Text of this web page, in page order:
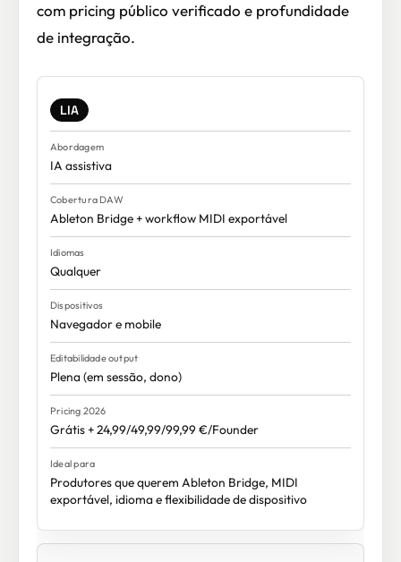
com pricing público verificado e profundidade
de integração.
LIA
IA assistiva
Ableton Bridge + workflow MIDI exportável
Qualquer
Navegador e mobile
Plena (em sessão, dono)
Grátis + 24,99/49,99/99,99 €/Founder
Produtores que querem Ableton Bridge, MIDI
exportável, idioma e flexibilidade de dispositivo